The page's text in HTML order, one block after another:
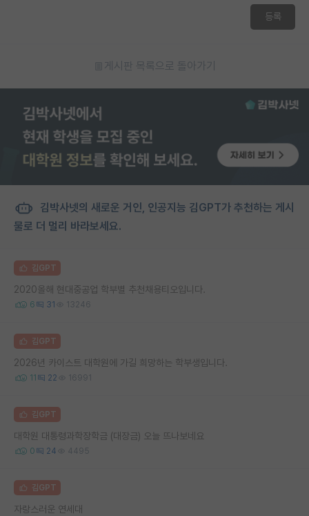
등록
게시판 목록으로 돌아가기
김박사넷의 새로운 거인, 인공지능 김GPT가 추천하는 게시
물로 더 멀리 바라보세요.
김GPT
2020올해 현대중공업 학부별 추천채용티오입니다.
6 31 13246
김GPT
2026년 카이스트 대학원에 가길 희망하는 학부생입니다.
11 22 16991
김GPT
대학원 대통령과학장학금 (대장금) 오늘 뜨나보네요
0 24 4495
김GPT
자랑스러운 연세대